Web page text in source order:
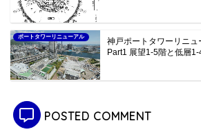
ポートタワーリニューアル
神戸ポートタワーリニ
Part1 展望1-5階と低層
POSTED COMMENT